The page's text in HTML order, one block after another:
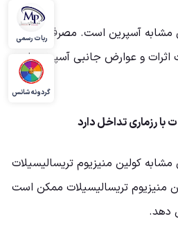
مشابه آسپرین است. مصرف رزماری
و عوارض جانبی آسپرین را
با رزماری تداخل دارد
کولین منیزیوم تریسالیسیلات
منیزیوم تریسالیسیلات ممکن است
دهد.
ربات رسمی
گردونه شانس